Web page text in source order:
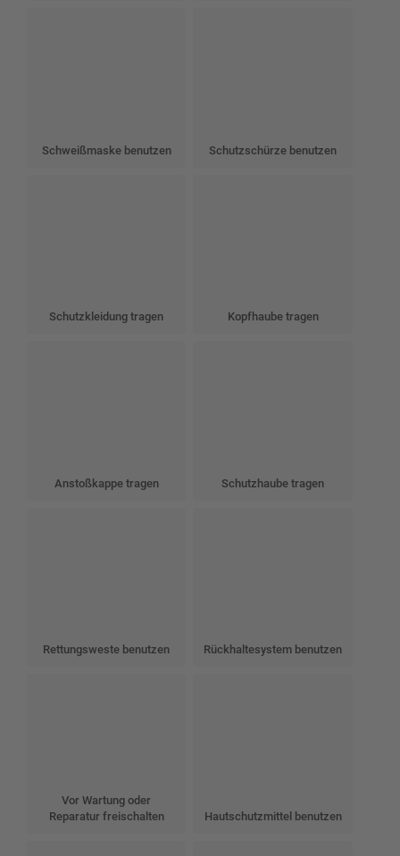
Schweißmaske benutzen Schutzschürze benutzen
Schutzkleidung tragen Kopfhaube tragen
Anstoßkappe tragen Schutzhaube tragen
Rettungsweste benutzen Rückhaltesystem benutzen
Vor Wartung oder
Reparatur freischalten
Hautschutzmittel benutzen